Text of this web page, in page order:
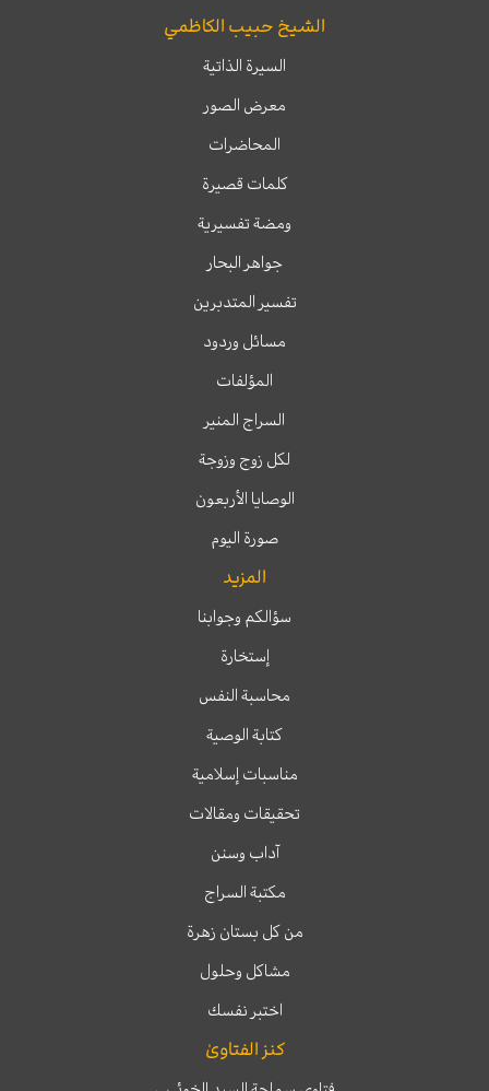
الشيخ حبيب الكاظمي
السيرة الذاتية
معرض الصور
المحاضرات
كلمات قصيرة
ومضة تفسيرية
جواهر البحار
تفسير المتدبرين
مسائل وردود
المؤلفات
السراج المنير
لكل زوج وزوجة
الوصايا الأربعون
صورة اليوم
المزيد
سؤالكم وجوابنا
إستخارة
محاسبة النفس
كتابة الوصية
مناسبات إسلامية
تحقيقات ومقالات
آداب وسنن
مكتبة السراج
من كل بستان زهرة
مشاكل وحلول
اختبر نفسك
كنز الفتاوىٰ